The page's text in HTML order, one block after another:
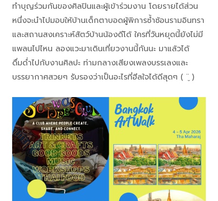
ทำบุญร่วมกันของศิลปินและผู้เข้าร่วมงาน โดยรายได้ส่วน
หนึ่งจะนำไปมอบให้บ้านเด็กตาบอดผู้พิการซ้ำซ้อนรามอินทรา
และสถานสงเคราะห์สัตว์บ้านน้องดีโด้ ใครที่วันหยุดนี้ยังไม่มี
แพลนไปไหน ลองแวะมาเดินเที่ยวงานนี้กันนะ มาแล้วได้
ดื่มด่ำไปกับงานศิลปะ ท่ามกลางเสียงเพลงบรรเลงและ
บรรยากาศสวยๆ รับรองว่าเป็นอะไรที่ฮีลใจได้ดีสุดๆ ( ¨̮ )